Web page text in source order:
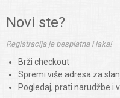
Novi ste?
Registracija je besplatna i laka!
Brži checkout
Spremi više adresa za
Pogledaj, prati narudžbe i